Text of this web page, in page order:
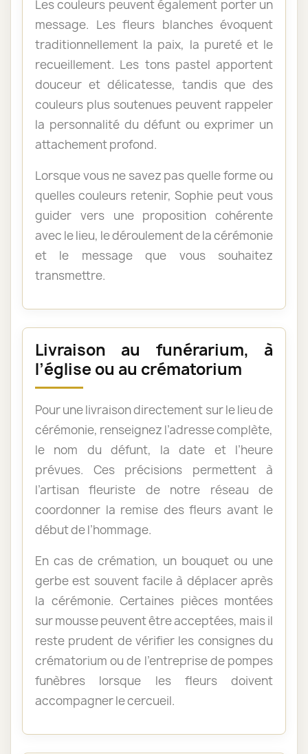
Les couleurs peuvent également porter un
message. Les fleurs blanches évoquent
traditionnellement la paix, la pureté et le
recueillement. Les tons pastel apportent
douceur et délicatesse, tandis que des
couleurs plus soutenues peuvent rappeler
la personnalité du défunt ou exprimer un
attachement profond.
Lorsque vous ne savez pas quelle forme ou
quelles couleurs retenir, Sophie peut vous
guider vers une proposition cohérente
avec le lieu, le déroulement de la cérémonie
et le message que vous souhaitez
transmettre.
Livraison au funérarium, à
l’église ou au crématorium
Pour une livraison directement sur le lieu de
cérémonie, renseignez l’adresse complète,
le nom du défunt, la date et l’heure
prévues. Ces précisions permettent à
l’artisan fleuriste de notre réseau de
coordonner la remise des fleurs avant le
début de l’hommage.
En cas de crémation, un bouquet ou une
gerbe est souvent facile à déplacer après
la cérémonie. Certaines pièces montées
sur mousse peuvent être acceptées, mais il
reste prudent de vérifier les consignes du
crématorium ou de l’entreprise de pompes
funèbres lorsque les fleurs doivent
accompagner le cercueil.